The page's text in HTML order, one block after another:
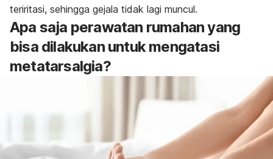
teriritasi, sehingga gejala tidak lagi muncul.
Apa saja perawatan rumahan yang
bisa dilakukan untuk mengatasi
metatarsalgia?